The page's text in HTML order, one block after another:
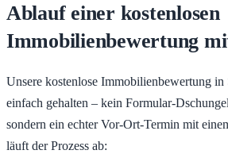
Ablauf einer kostenlosen
Immobilienbewertung
Unsere kostenlose Immobilienbewertung in
einfach gehalten – kein Formular-
sondern ein echter Vor-Ort-Termin mit
läuft der Prozess ab: